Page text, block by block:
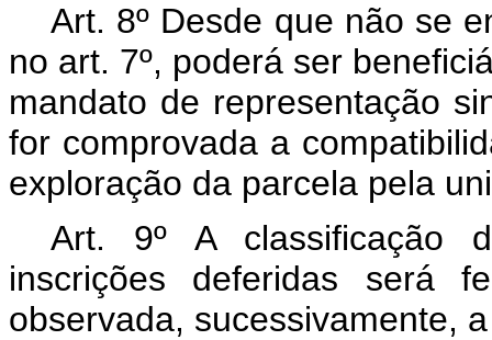
Art. 8º Desde que não se
no art. 7º, poderá ser
mandato de representação
for comprovada a
exploração da parcela pela
Art. 9º A classificação
inscrições deferidas será
observada, sucessivamente,